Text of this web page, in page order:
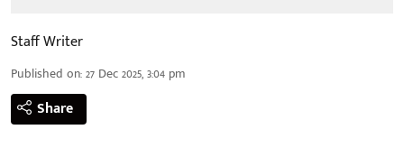
Staff Writer
Published on:27 Dec 2025, 3:04 pm
Share